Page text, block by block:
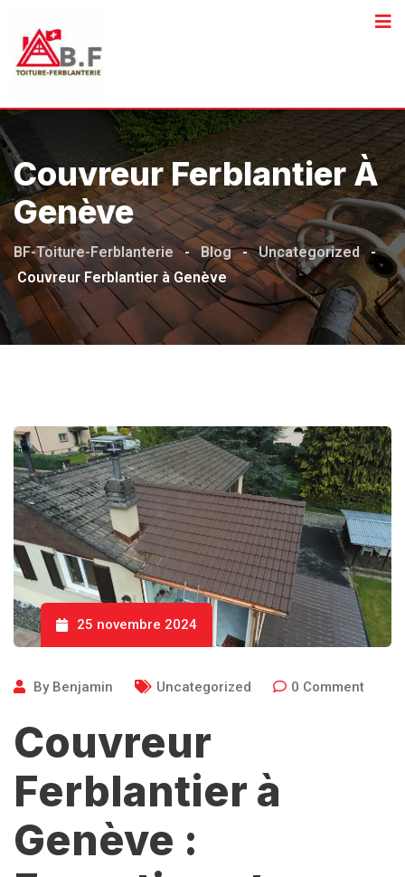
Couvreur Ferblantier À
Genève
BF-Toiture-Ferblanterie - Blog - Uncategorized
-
Couvreur Ferblantier à Genève
25 novembre 2024
By Benjamin Uncategorized 0 Comment
Couvreur
Ferblantier à
Genève :